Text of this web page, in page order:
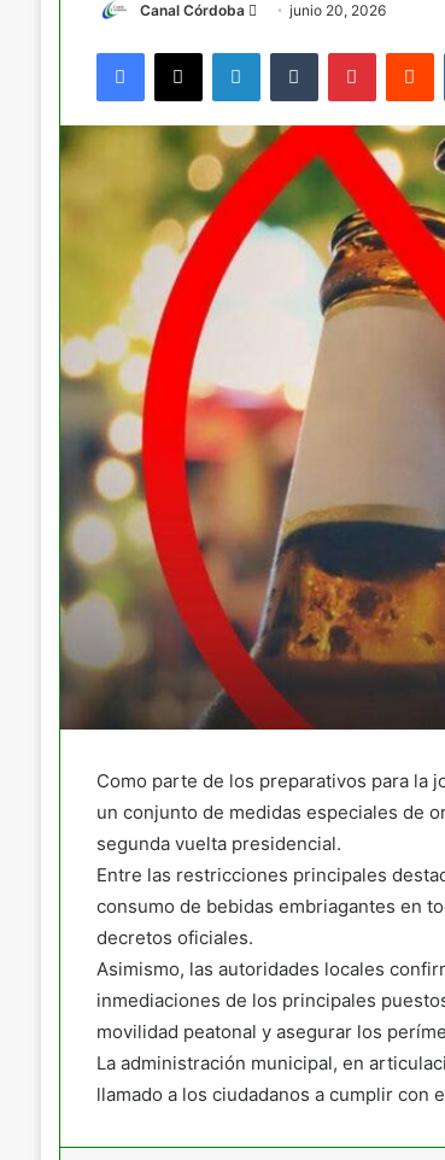
Canal Córdoba Send
email
junio 20, 2026
Facebook
X LinkedInTumblr Pinterest
Como parte de los preparativos para la
un conjunto de medidas especiales de
segunda vuelta presidencial.
Entre las restricciones principales
consumo de bebidas embriagantes en
decretos oficiales.
Asimismo, las autoridades locales
inmediaciones de los principales
movilidad peatonal y asegurar los
La administración municipal, en
llamado a los ciudadanos a cumplir con